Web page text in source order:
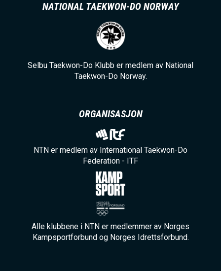
NATIONAL TAEKWON-DO NORWAY
Selbu Taekwon-Do Klubb er medlem av National
Taekwon-Do Norway.
ORGANISASJON
NTN er medlem av International Taekwon-Do
Federation - ITF
Alle klubbene i NTN er medlemmer av Norges
Kampsportforbund og Norges Idrettsforbund.